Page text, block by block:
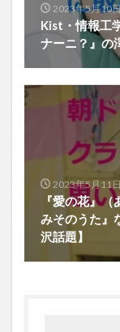
2023年5月10
Kist・情報工
ナーニ？』の
2023年5月11
『愛の花』
みそのうた』
沢話題】